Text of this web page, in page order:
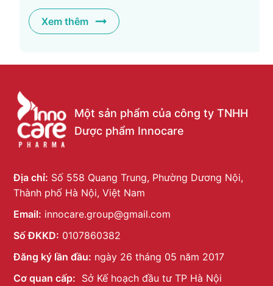
Xem thêm
Một sản phẩm của công ty TNHH
Dược phẩm Innocare
Địa chỉ: Số 558 Quang Trung, Phường Dương Nội,
Thành phố Hà Nội, Việt Nam
Email: innocare.group@gmail.com
Số ĐKKD: 0107860382
Đăng ký lần đầu: ngày 26 tháng 05 năm 2017
Cơ quan cấp: Sở Kế hoạch đầu tư TP Hà Nội